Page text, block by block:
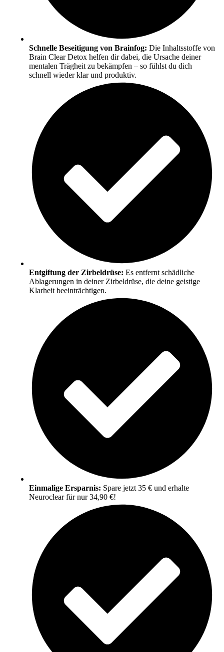
Schnelle Beseitigung von Brainfog: Die Inhaltsstoffe von
Brain Clear Detox helfen dir dabei, die Ursache deiner
mentalen Trägheit zu bekämpfen – so fühlst du dich
schnell wieder klar und produktiv.
Entgiftung der Zirbeldrüse: Es entfernt schädliche
Ablagerungen in deiner Zirbeldrüse, die deine geistige
Klarheit beeinträchtigen.
Einmalige Ersparnis: Spare jetzt 35 € und erhalte
Neuroclear für nur 34,90 €!